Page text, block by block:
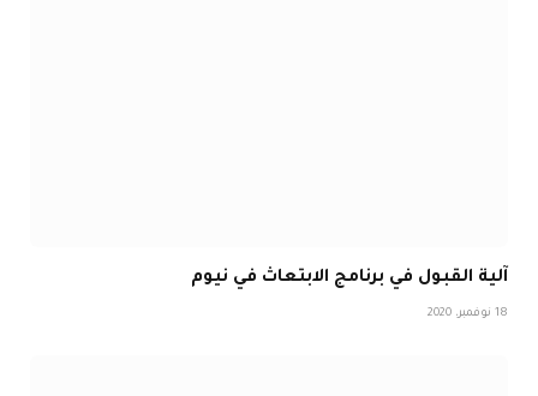
آلية القبول في برنامج الابتعاث في نيوم
18 نوفمبر، 2020